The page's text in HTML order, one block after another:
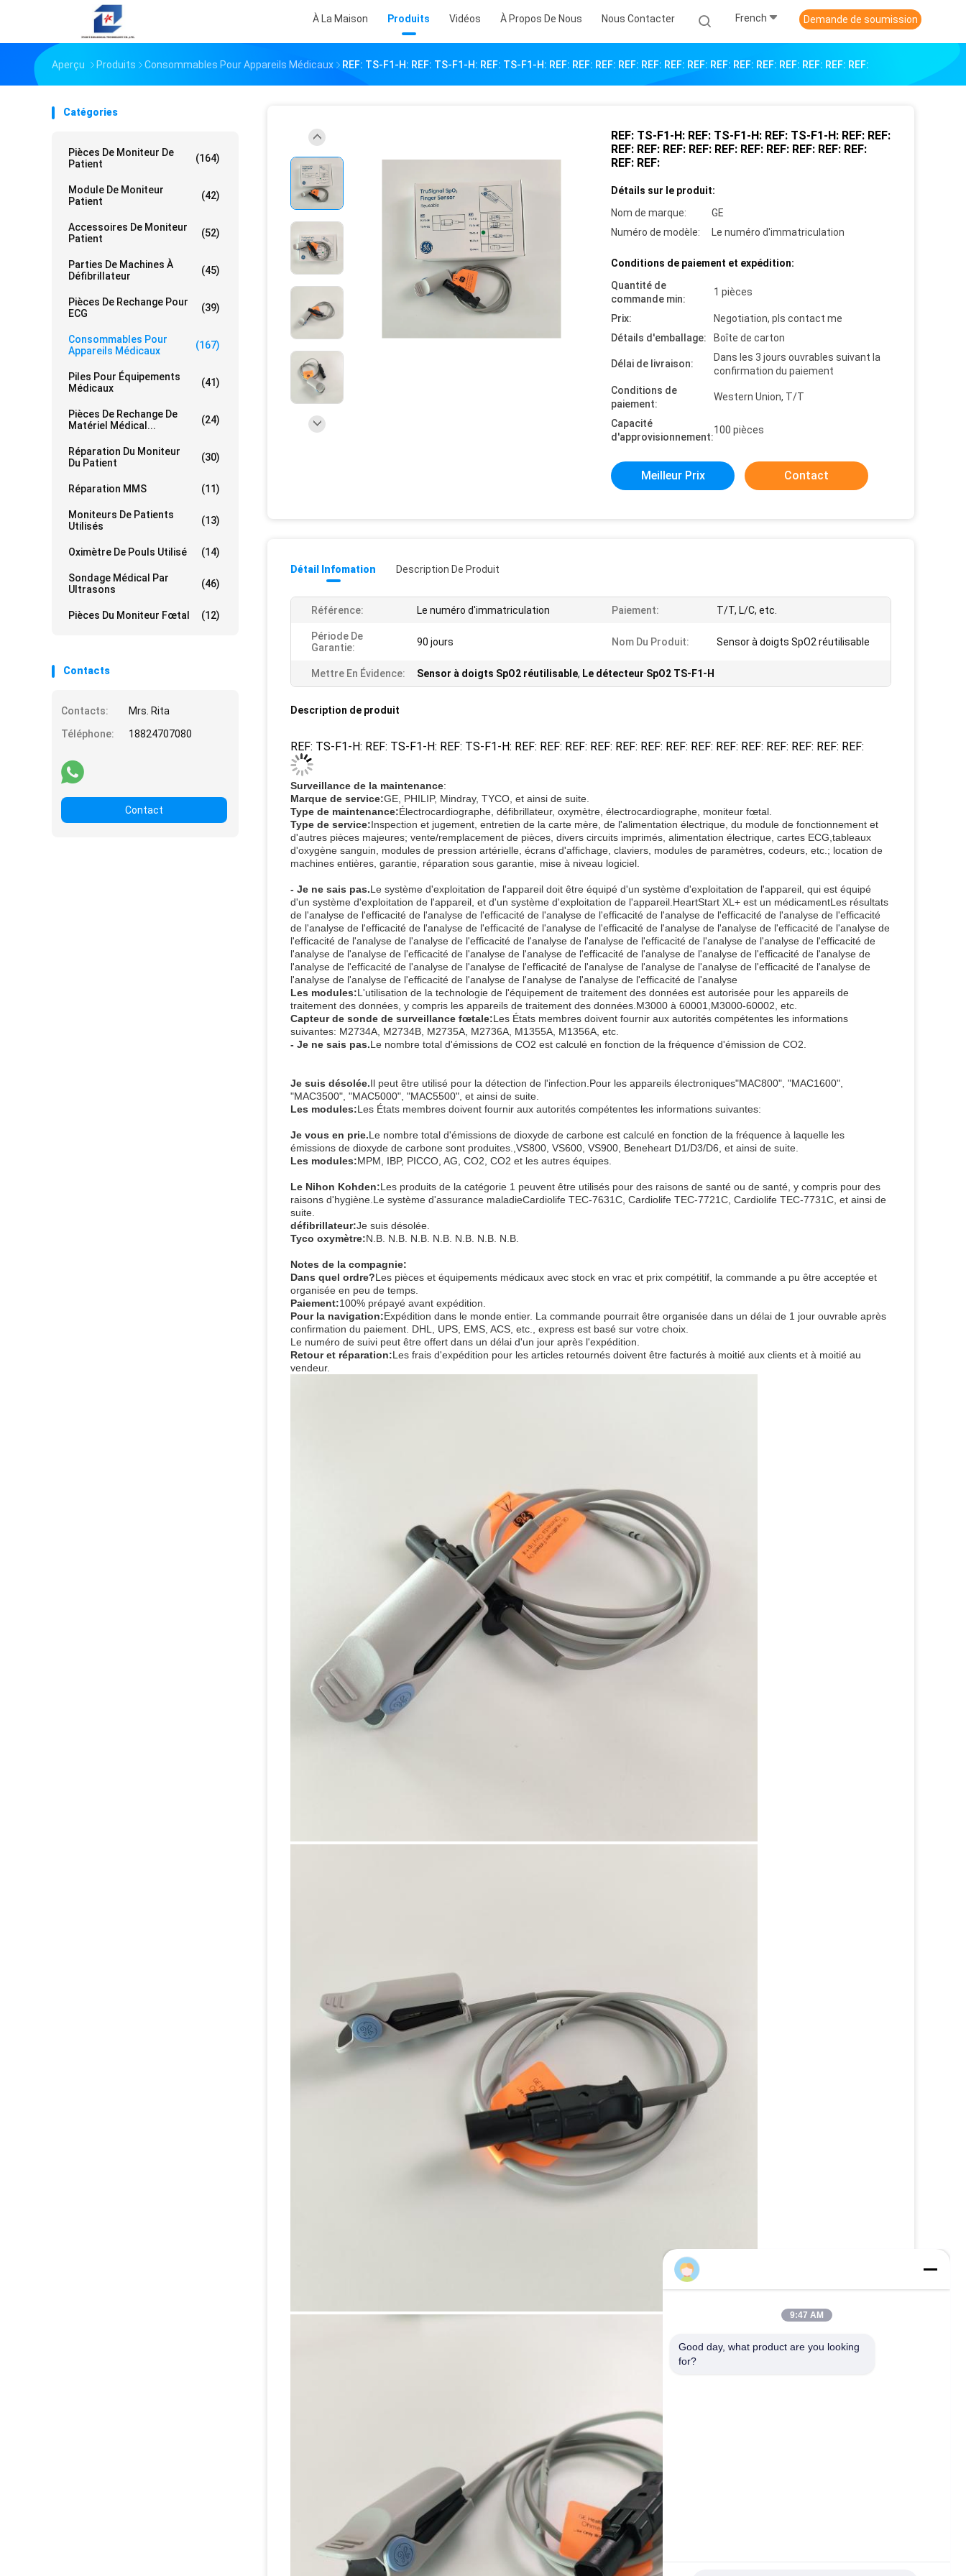
À La Maison Produits Vidéos À Propos De Nous Nous Contacter French Demande de soumission
Aperçu Produits Consommables Pour Appareils Médicaux REF: TS-F1-H: REF: TS-F1-H: REF: TS-F1-H: REF: REF: REF: REF: REF: REF: REF: REF: REF: REF: REF: REF: REF: REF:
Catégories
Pièces De Moniteur De
Patient
(164)
Module De Moniteur
Patient
(42)
Accessoires De Moniteur
Patient
(52)
Parties De Machines À
Défibrillateur
(45)
Pièces De Rechange Pour
ECG
(39)
Consommables Pour
Appareils Médicaux
(167)
Piles Pour Équipements
Médicaux
(41)
Pièces De Rechange De
Matériel Médical...
(24)
Réparation Du Moniteur
Du Patient
(30)
Réparation MMS (11)
Moniteurs De Patients
Utilisés
(13)
Oximètre De Pouls Utilisé (14)
Sondage Médical Par
Ultrasons
(46)
Pièces Du Moniteur Fœtal (12)
Contacts
Contacts:
Mrs. Rita
Téléphone:
18824707080
Contact
REF: TS-F1-H: REF: TS-F1-H: REF: TS-F1-H: REF: REF:
REF: REF: REF: REF: REF: REF: REF: REF: REF: REF:
REF: REF:
Détails sur le produit:
Nom de marque:
GE
Numéro de modèle:
Le numéro d'immatriculation
Conditions de paiement et expédition:
Quantité de
commande min:
1 pièces
Prix:
Negotiation, pls contact me
Détails d'emballage:
Boîte de carton
Délai de livraison:
Dans les 3 jours ouvrables suivant la
confirmation du paiement
Conditions de
paiement:
Western Union, T/T
Capacité
d'approvisionnement:
100 pièces
Meilleur Prix Contact
Détail Infomation Description De Produit
Référence: Le numéro d'immatriculation Paiement: T/T, L/C, etc.
Période De
Garantie:
90 jours Nom Du Produit: Sensor à doigts SpO2 réutilisable
Mettre En Évidence: Sensor à doigts SpO2 réutilisable, Le détecteur SpO2 TS-F1-H
Description de produit
REF: TS-F1-H: REF: TS-F1-H: REF: TS-F1-H: REF: REF: REF: REF: REF: REF: REF: REF: REF: REF: REF: REF: REF: REF:
Surveillance de la maintenance:
Marque de service:GE, PHILIP, Mindray, TYCO, et ainsi de suite.
Type de maintenance:Électrocardiographe, défibrillateur, oxymètre, électrocardiographe, moniteur fœtal.
Type de service:Inspection et jugement, entretien de la carte mère, de l'alimentation électrique, du module de fonctionnement et
d'autres pièces majeures; vente/remplacement de pièces, divers circuits imprimés, alimentation électrique, cartes ECG,tableaux
d'oxygène sanguin, modules de pression artérielle, écrans d'affichage, claviers, modules de paramètres, codeurs, etc.; location de
machines entières, garantie, réparation sous garantie, mise à niveau logiciel.
- Je ne sais pas.Le système d'exploitation de l'appareil doit être équipé d'un système d'exploitation de l'appareil, qui est équipé
d'un système d'exploitation de l'appareil, et d'un système d'exploitation de l'appareil.HeartStart XL+ est un médicamentLes résultats
de l'analyse de l'efficacité de l'analyse de l'efficacité de l'analyse de l'efficacité de l'analyse de l'efficacité de l'analyse de l'efficacité
de l'analyse de l'efficacité de l'analyse de l'efficacité de l'analyse de l'efficacité de l'analyse de l'analyse de l'efficacité de l'analyse de
l'efficacité de l'analyse de l'analyse de l'efficacité de l'analyse de l'analyse de l'efficacité de l'analyse de l'analyse de l'efficacité de
l'analyse de l'analyse de l'efficacité de l'analyse de l'analyse de l'efficacité de l'analyse de l'analyse de l'efficacité de l'analyse de
l'analyse de l'efficacité de l'analyse de l'analyse de l'efficacité de l'analyse de l'analyse de l'analyse de l'efficacité de l'analyse de
l'analyse de l'analyse de l'efficacité de l'analyse de l'analyse de l'analyse de l'efficacité de l'analyse
Les modules:L'utilisation de la technologie de l'équipement de traitement des données est autorisée pour les appareils de
traitement des données, y compris les appareils de traitement des données.M3000 à 60001,M3000-60002, etc.
Capteur de sonde de surveillance fœtale:Les États membres doivent fournir aux autorités compétentes les informations
suivantes: M2734A, M2734B, M2735A, M2736A, M1355A, M1356A, etc.
- Je ne sais pas.Le nombre total d'émissions de CO2 est calculé en fonction de la fréquence d'émission de CO2.
Je suis désolée.Il peut être utilisé pour la détection de l'infection.Pour les appareils électroniques"MAC800", "MAC1600",
"MAC3500", "MAC5000", "MAC5500", et ainsi de suite.
Les modules:Les États membres doivent fournir aux autorités compétentes les informations suivantes:
Je vous en prie.Le nombre total d'émissions de dioxyde de carbone est calculé en fonction de la fréquence à laquelle les
émissions de dioxyde de carbone sont produites.,VS800, VS600, VS900, Beneheart D1/D3/D6, et ainsi de suite.
Les modules:MPM, IBP, PICCO, AG, CO2, CO2 et les autres équipes.
Le Nihon Kohden:Les produits de la catégorie 1 peuvent être utilisés pour des raisons de santé ou de santé, y compris pour des
raisons d'hygiène.Le système d'assurance maladieCardiolife TEC-7631C, Cardiolife TEC-7721C, Cardiolife TEC-7731C, et ainsi de
suite.
défibrillateur:Je suis désolée.
Tyco oxymètre:N.B. N.B. N.B. N.B. N.B. N.B. N.B.
Notes de la compagnie:
Dans quel ordre?Les pièces et équipements médicaux avec stock en vrac et prix compétitif, la commande a pu être acceptée et
organisée en peu de temps.
Paiement:100% prépayé avant expédition.
Pour la navigation:Expédition dans le monde entier. La commande pourrait être organisée dans un délai de 1 jour ouvrable après
confirmation du paiement. DHL, UPS, EMS, ACS, etc., express est basé sur votre choix.
Le numéro de suivi peut être offert dans un délai d'un jour après l'expédition.
Retour et réparation:Les frais d'expédition pour les articles retournés doivent être facturés à moitié aux clients et à moitié au
vendeur.
9:47 AM
Good day, what product are you looking
for?